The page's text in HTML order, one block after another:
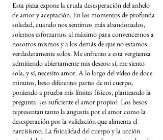
Esta pieza expone la cruda desesperación del anhelo
de amor y aceptación. En los momentos de profunda
soledad, cuando nos sentimos más abandonados,
solemos esforzarnos al máximo para convencernos a
nosotros mismos y a los demás de que no estamos
verdaderamente solos. Me enfrento a esta vergüenza
admitiendo abiertamente mis deseos: sí, me siento
sola, y sí, necesito amor. A lo largo del vídeo de doce
minutos, beso diferentes partes de mi cuerpo,
poniendo a prueba mis límites físicos, planteando la
pregunta: ¿es suficiente el amor propio? Los besos
representan tanto la angustia por el amor como la
desesperación por la validación que alimenta el
narcisismo. La fisicalidad del cuerpo y la acción